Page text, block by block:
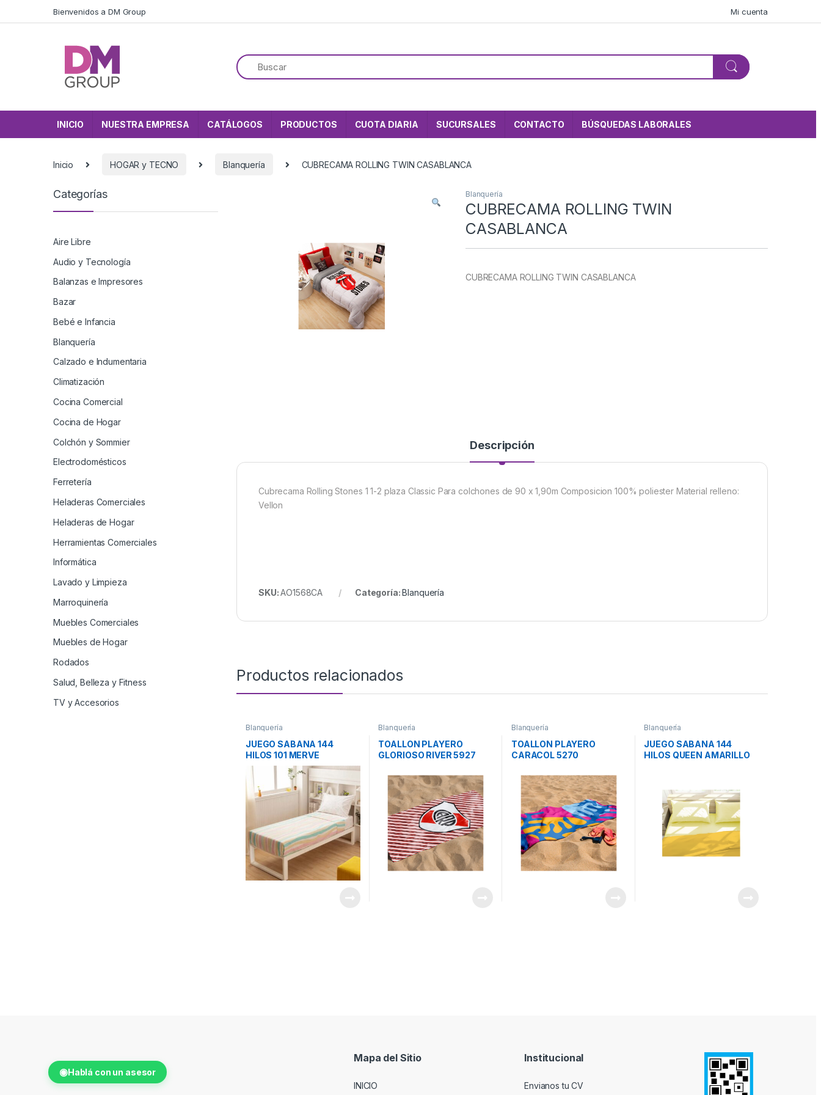
Bienvenidos a DM Group Mi cuenta
INICIO NUESTRA EMPRESA CATÁLOGOS PRODUCTOS CUOTA DIARIA SUCURSALES CONTACTO BÚSQUEDAS LABORALES
Inicio HOGAR y TECNO Blanquería CUBRECAMA ROLLING TWIN CASABLANCA
Blanquería
CUBRECAMA ROLLING TWIN
CASABLANCA
CUBRECAMA ROLLING TWIN CASABLANCA
Descripción
Cubrecama Rolling Stones 1 1-2 plaza Classic Para colchones de 90 x 1,90m Composicion 100% poliester Material relleno:
Vellon
SKU:AO1568CA Categoría:Blanquería
Productos relacionados
Blanquería
JUEGO SABANA 144
HILOS 101 MERVE
CASABLANCA
Blanquería
TOALLON PLAYERO
GLORIOSO RIVER 5927
Blanquería
TOALLON PLAYERO
CARACOL 5270
Blanquería
JUEGO SABANA 144
HILOS QUEEN AMARILLO
Categorías
Aire Libre
Audio y Tecnología
Balanzas e Impresores
Bazar
Bebé e Infancia
Blanquería
Calzado e Indumentaria
Climatización
Cocina Comercial
Cocina de Hogar
Colchón y Sommier
Electrodomésticos
Ferretería
Heladeras Comerciales
Heladeras de Hogar
Herramientas Comerciales
Informática
Lavado y Limpieza
Marroquinería
Muebles Comerciales
Muebles de Hogar
Rodados
Salud, Belleza y Fitness
TV y Accesorios
◉Hablá con un asesor
Mapa del Sitio
INICIO
Institucional
Envianos tu CV